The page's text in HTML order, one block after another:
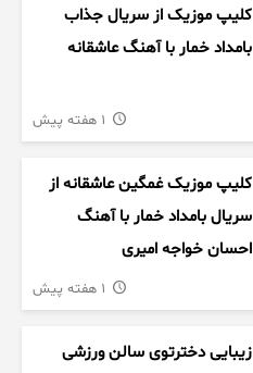
کلیپ موزیک از سریال جذاب
بامداد خمار با آهنگ عاشقانه
کلیپ موزیک غمگین عاشقانه از
سریال بامداد خمار با آهنگ
احسان خواجه امیری
زیبایی دخترتوی سالن ورزشی